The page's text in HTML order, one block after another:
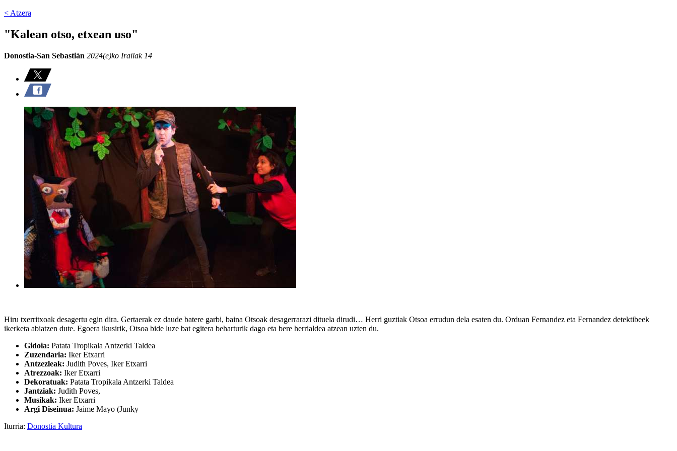
< Atzera
"Kalean otso, etxean uso"
Donostia-San Sebastián 2024(e)ko Irailak 14
Hiru txerritxoak desagertu egin dira. Gertaerak ez daude batere garbi, baina Otsoak desagerrarazi dituela dirudi… Herri guztiak Otsoa errudun dela esaten du. Orduan Fernandez eta Fernandez detektibeek
ikerketa abiatzen dute. Egoera ikusirik, Otsoa bide luze bat egitera beharturik dago eta bere herrialdea atzean uzten du.
Gidoia: Patata Tropikala Antzerki Taldea
Zuzendaria: Iker Etxarri
Antzezleak: Judith Poves, Iker Etxarri
Atrezzoak: Iker Etxarri
Dekoratuak: Patata Tropikala Antzerki Taldea
Jantziak: Judith Poves,
Musikak: Iker Etxarri
Argi Diseinua: Jaime Mayo (Junky
Iturria: Donostia Kultura